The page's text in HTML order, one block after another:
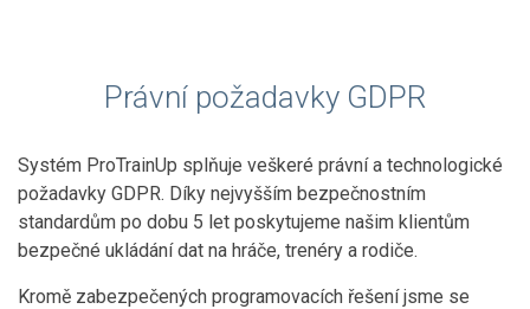
Právní požadavky GDPR
Systém ProTrainUp splňuje veškeré právní a technologické
požadavky GDPR. Díky nejvyšším bezpečnostním
standardům po dobu 5 let poskytujeme našim klientům
bezpečné ukládání dat na hráče, trenéry a rodiče.
Kromě zabezpečených programovacích řešení jsme se